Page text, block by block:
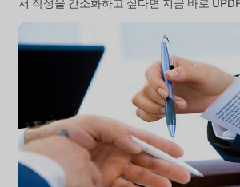
서 작성을 간소화하고 싶다면 지금 바로